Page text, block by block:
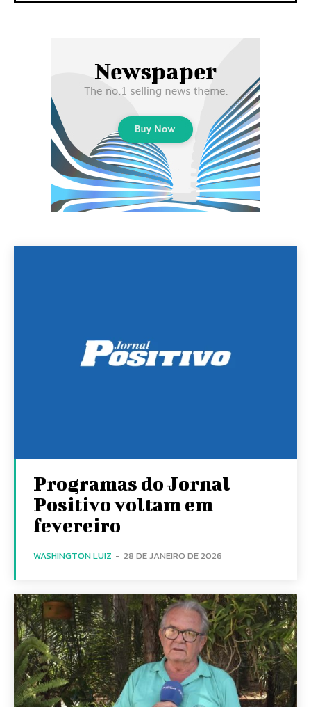
Programas do Jornal
Positivo voltam em
fevereiro
WASHINGTON LUIZ - 28 DE JANEIRO DE 2026